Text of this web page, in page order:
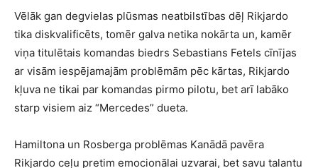
Vēlāk gan degvielas plūsmas neatbilstības dēļ Rikjardo
tika diskvalificēts, tomēr galva netika nokārta un, kamēr
viņa titulētais komandas biedrs Sebastians Fetels cīnījas
ar visām iespējamajām problēmām pēc kārtas, Rikjardo
kļuva ne tikai par komandas pirmo pilotu, bet arī labāko
starp visiem aiz “Mercedes” dueta.
Hamiltona un Rosberga problēmas Kanādā pavēra
Rikjardo ceļu pretim emocionālai uzvarai, bet savu talantu